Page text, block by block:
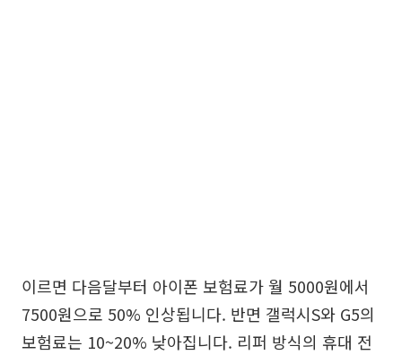
이르면 다음달부터 아이폰 보험료가 월 5000원에서
7500원으로 50% 인상됩니다. 반면 갤럭시S와 G5의
보험료는 10~20% 낮아집니다. 리퍼 방식의 휴대 전